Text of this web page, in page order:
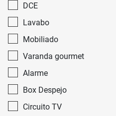
DCE
Lavabo
Mobiliado
Varanda gourmet
Alarme
Box Despejo
Circuito TV